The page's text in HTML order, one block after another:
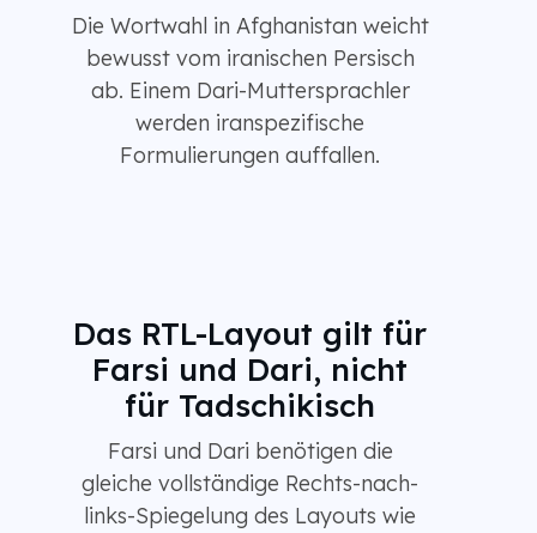
Die Wortwahl in Afghanistan weicht
bewusst vom iranischen Persisch
ab. Einem Dari-Muttersprachler
werden iranspezifische
Formulierungen auffallen.
Das RTL-Layout gilt für
Farsi und Dari, nicht
für Tadschikisch
Farsi und Dari benötigen die
gleiche vollständige Rechts-nach-
links-Spiegelung des Layouts wie